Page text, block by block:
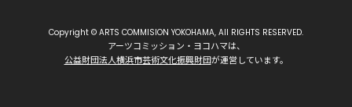
Copyright © ARTS COMMISION YOKOHAMA, All RIGHTS RESERVED.
アーツコミッション・ヨコハマは、
公益財団法人横浜市芸術文化振興財団が運営しています。